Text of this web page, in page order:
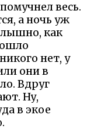
весь.
а ночь уж
как
нет, у
они в
Вдруг
Ну,
в экое